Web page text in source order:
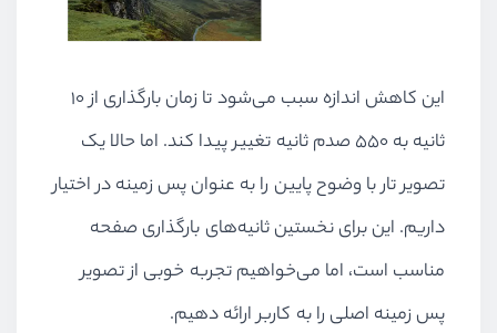
این کاهش اندازه سبب می‌شود تا زمان بارگذاری از ۱۰
ثانیه به ۵۵۰ صدم ثانیه تغییر پیدا کند. اما حالا یک
تصویر تار با وضوح پایین را به عنوان پس زمینه در اختیار
داریم. این برای نخستین ثانیه‌های بارگذاری صفحه
مناسب است، اما می‌خواهیم تجربه خوبی از تصویر
پس زمینه اصلی را به کاربر ارائه دهیم.